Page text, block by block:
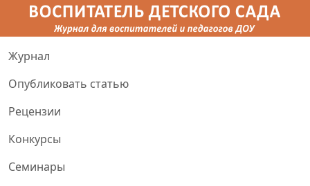
Журнал
Опубликовать статью
Рецензии
Конкурсы
Семинары